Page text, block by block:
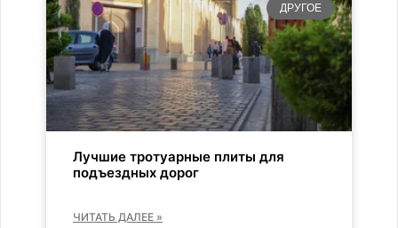
ДРУГОЕ
Лучшие тротуарные плиты для
подъездных дорог
ЧИТАТЬ ДАЛЕЕ »